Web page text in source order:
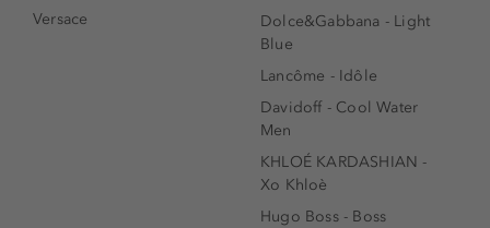
Versace
Dolce&Gabbana - Light
Blue
Lancôme - Idôle
Davidoff - Cool Water
Men
KHLOÉ KARDASHIAN -
Xo Khloè
Hugo Boss - Boss